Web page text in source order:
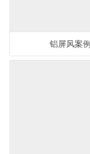
铝屏风案例